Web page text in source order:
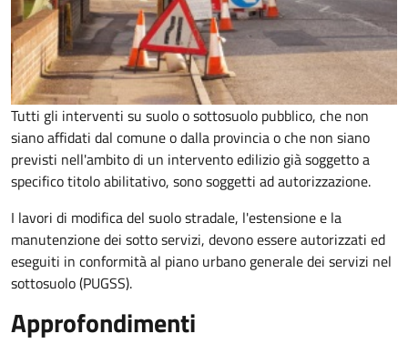
Tutti gli interventi su suolo o sottosuolo pubblico, che non
siano affidati dal comune o dalla provincia o che non siano
previsti nell'ambito di un intervento edilizio già soggetto a
specifico titolo abilitativo, sono soggetti adautorizzazione.
I lavori di modifica del suolo stradale, l'estensione e la
manutenzione dei sotto servizi, devono essere autorizzati ed
eseguiti in conformità al piano urbano generale dei servizi nel
sottosuolo (PUGSS).
Approfondimenti